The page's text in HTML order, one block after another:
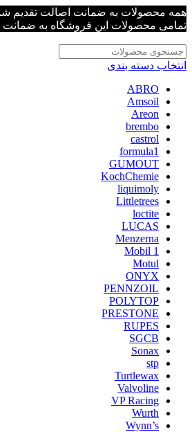
همه محصولات به ضمانت اصالت تقدیم
تمامی محصولات این فروشگاه به
انتخاب دسته بندی
ABRO
Amsoil
Areon
brembo
castrol
formula1
GUMOUT
KochChemie
liquimoly
Littletrees
loctite
LUCAS
Menzerna
Mobil 1
Motul
ONYX
PENNZOIL
POLYTOP
PRESTONE
RUPES
SGCB
Sonax
stp
Turtlewax
Valvoline
VP Racing
Wurth
Wynn’s